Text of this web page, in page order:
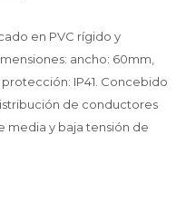
en PVC rígido y
ancho: 60mm,
IP41. Concebido
de conductores
media y baja tensión de